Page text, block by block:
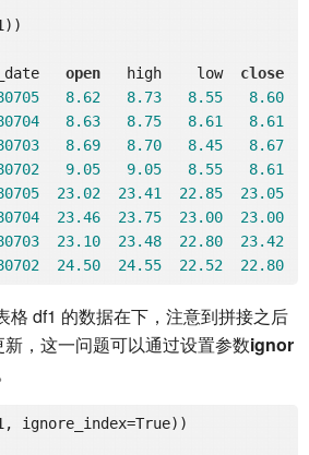
open high    low close
8.62 8.73 8.55
8.60
8.63 8.75 8.61
8.61
8.69 8.70 8.45
8.67
9.05 9.05 8.55
8.61
23.02 23.41 22.85
23.05
23.46 23.75 23.00
23.00
23.10 23.48 22.80
23.42
24.50 24.55 22.52 22.80
格 df1 的数据在下，注意到拼接之后
，这一问题可以通过设置参数ignor
ignore_index=True))